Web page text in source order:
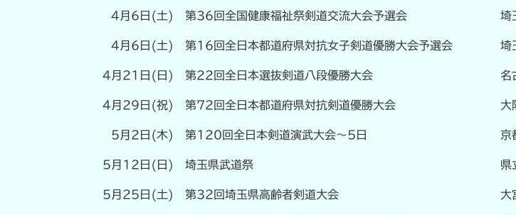
4月6日(土) 第36回全国健康福祉祭剣道交流大会予選会 埼
4月6日(土) 第16回全日本都道府県対抗女子剣道優勝大会予選会 埼
4月21日(日) 第22回全日本選抜剣道八段優勝大会 名
4月29日(祝) 第72回全日本都道府県対抗剣道優勝大会 大
5月2日(木) 第120回全日本剣道演武大会～5日 京
5月12日(日) 埼玉県武道祭 県
5月25日(土) 第32回埼玉県高齢者剣道大会 大